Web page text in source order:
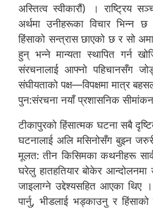
अस्तित्व स्वीकारौं) । राष्ट्रिय
अर्थमा उनीहरूका विचार भिन्न
हिंसाको सन्त्रास छाएको छ र सो
हुन् भन्ने मान्यता स्थापित गर्न
संरचनालाई आफ्नो पहिचानसँग
संघीयताको पक्ष—विपक्षमा मात्र
पुन:संरचना नयाँ प्रशासनिक
टीकापुरको हिंसात्मक घटना सबै
घटनालाई अलि मसिनोसँग बुझ्न
मूलत: तीन किसिमका कथनीहरू
घरेलु हातहतियार बोकेर आन्दोलनमा
जाइलाग्ने उद्देश्यसहित आएका थिए
पार्नु, भीडलाई भड्काउनु र